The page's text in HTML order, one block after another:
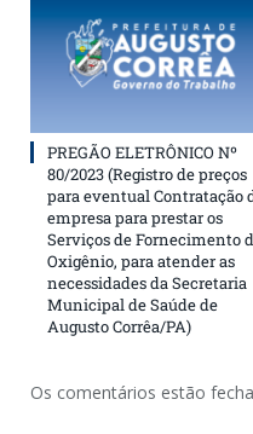
PREGÃO ELETRÔNICO Nº
80/2023 (Registro de preços
para eventual Contratação
empresa para prestar os
Serviços de Fornecimento
Oxigênio, para atender as
necessidades da Secretaria
Municipal de Saúde de
Augusto Corrêa/PA)
Os comentários estão